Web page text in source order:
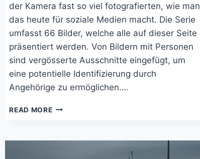
der Kamera fast so viel fotografierten, wie man
das heute für soziale Medien macht. Die Serie
umfasst 66 Bilder, welche alle auf dieser Seite
präsentiert werden. Von Bildern mit Personen
sind vergösserte Ausschnitte eingefügt, um
eine potentielle Identifizierung durch
Angehörige zu ermöglichen….
READ MORETRANSITLAGER
POLEN